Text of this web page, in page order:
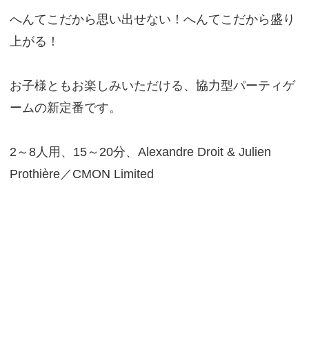
へんてこだから思い出せない！へんてこだから盛り
上がる！
お子様ともお楽しみいただける、協力型パーティゲ
ームの新定番です。
2～8人用、15～20分、Alexandre Droit & Julien
Prothière／CMON Limited